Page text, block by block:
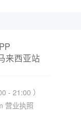
来西亚站
- 21:00 ）
营业执照